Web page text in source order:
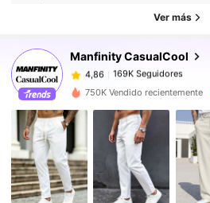
Ver más
Manfinity CasualCool
169K Seguidores
169K Seguidores
m***s pagóHace 1 día
169K Seguidores
4,86 169K Seguidores
750K Vendido recientemente